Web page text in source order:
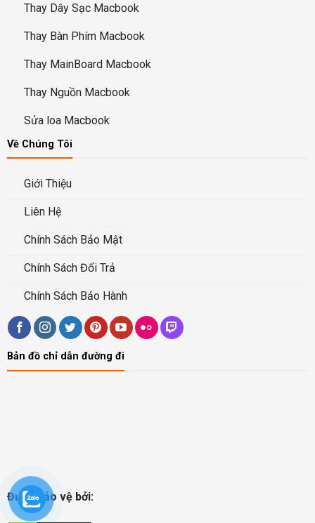
Thay Dây Sạc Macbook
Thay Bàn Phím Macbook
Thay MainBoard Macbook
Thay Nguồn Macbook
Sửa loa Macbook
Về Chúng Tôi
Giới Thiệu
Liên Hệ
Chính Sách Bảo Mật
Chính Sách Đổi Trả
Chính Sách Bảo Hành
Bản đồ chỉ dẫn đường đi
Được bảo vệ bởi: